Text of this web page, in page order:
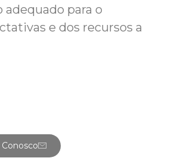
para o
e dos recursos a
Conosco